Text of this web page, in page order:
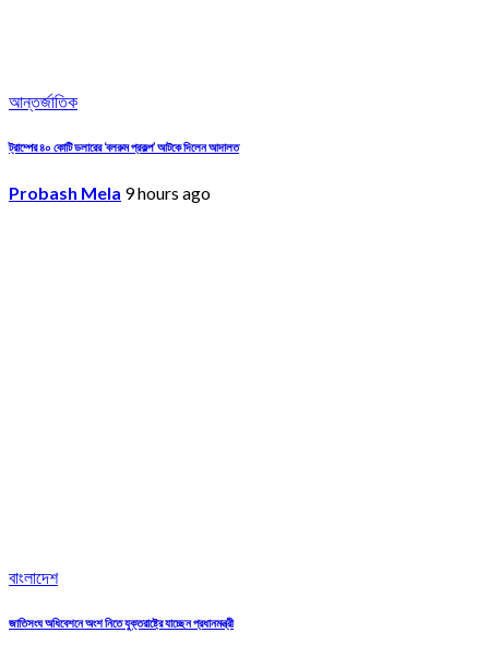
আন্তর্জাতিক
ট্রাম্পের ৪০ কোটি ডলারের ‘বলরুম প্রকল্প’ আটকে দিলেন আদালত
Probash Mela 9 hours ago
বাংলাদেশ
জাতিসংঘ অধিবেশনে অংশ নিতে যুক্তরাষ্ট্রে যাচ্ছেন প্রধানমন্ত্রী